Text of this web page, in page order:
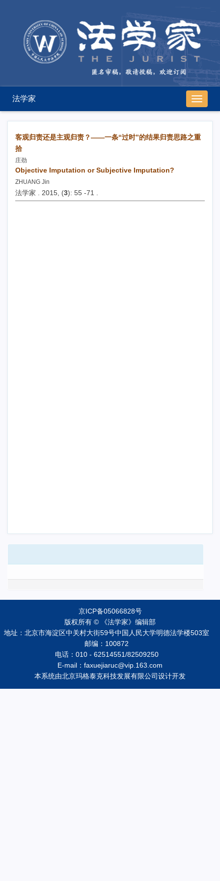
导
航
切
换
法学家
客观归责还是主观归责？——一条“过时”的结果归责思路之重
拾
庄劲
Objective Imputation or Subjective Imputation?
ZHUANG Jin
法学家 . 2015, (3): 55 -71 .
京ICP备05066828号
版权所有 © 《法学家》编辑部
地址：北京市海淀区中关村大街59号中国人民大学明德法学楼503室
邮编：100872
电话：010 - 62514551/82509250
E-mail：faxuejiaruc@vip.163.com
本系统由北京玛格泰克科技发展有限公司设计开发